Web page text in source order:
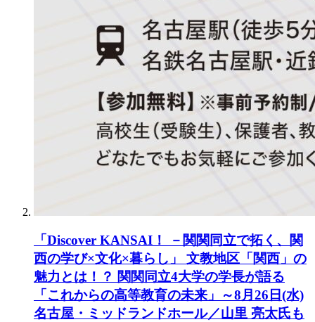
「Discover KANSAI！ －関関同立で拓く、関
西の学び×文化×暮らし」 文教地区「関西」の
魅力とは！？ 関関同立4大学の学長が語る
「これからの高等教育の未来」～8月26日(水)
名古屋・ミッドランドホール／山里 亮太氏も